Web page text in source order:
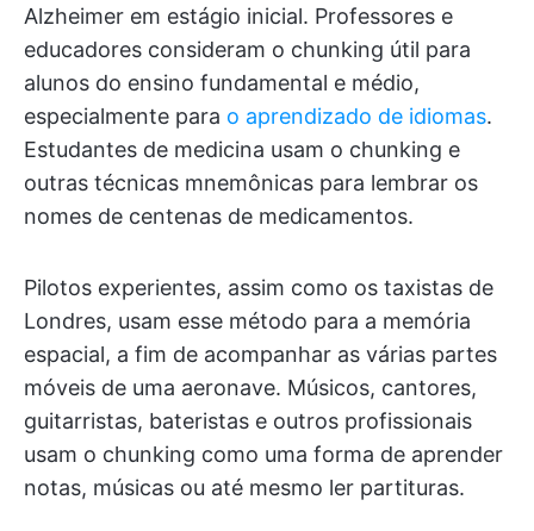
Alzheimer em estágio inicial. Professores e
educadores consideram o chunking útil para
alunos do ensino fundamental e médio,
especialmente para o aprendizado de idiomas.
Estudantes de medicina usam o chunking e
outras técnicas mnemônicas para lembrar os
nomes de centenas de medicamentos.
Pilotos experientes, assim como os taxistas de
Londres, usam esse método para a memória
espacial, a fim de acompanhar as várias partes
móveis de uma aeronave. Músicos, cantores,
guitarristas, bateristas e outros profissionais
usam o chunking como uma forma de aprender
notas, músicas ou até mesmo ler partituras.